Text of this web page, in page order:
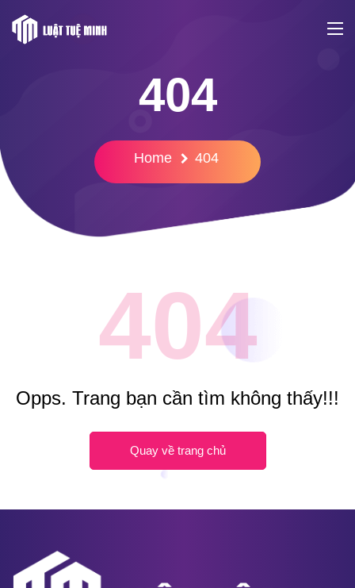
404
Home 404
404
Opps. Trang bạn cần tìm không thấy!!!
Quay về trang chủ